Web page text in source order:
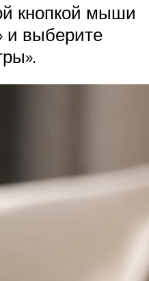
кнопкой мыши
и выберите